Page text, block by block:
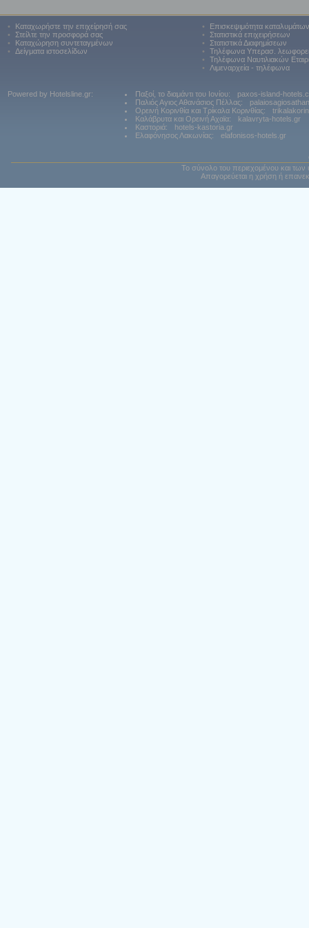
•
Καταχωρήστε την επιχείρησή σας
•
Στείλτε την προσφορά σας
•
Καταχώρηση συντεταγμένων
•
Δείγματα ιστοσελίδων
•
Επισκεψιμότητα καταλυμάτων
•
Στατιστικά επιχειρήσεων
•
Στατιστικά Διαφημίσεων
•
Τηλέφωνα Υπερασ.
•
Τηλέφωνα Ναυτιλιακών
•
Λιμεναρχεία - τηλέφωνα
Powered by Hotelsline.gr: Παξοί, το διαμάντι του Ιονίου:
paxos-island-
Παλιός Αγιος Αθανάσιος Πέλλας:
Ορεινή Κορινθία και Τρίκαλα Κορινθίας:
Καλάβρυτα και Ορεινή Αχαϊα:
kalavryta-hotels.gr
Καστοριά:
hotels-kastoria.gr
Ελαφόνησος Λακωνίας:
elafonisos-hotels.gr
Το σύνολο του περιεχομένου και των
Απαγορεύεται η χρήση ή